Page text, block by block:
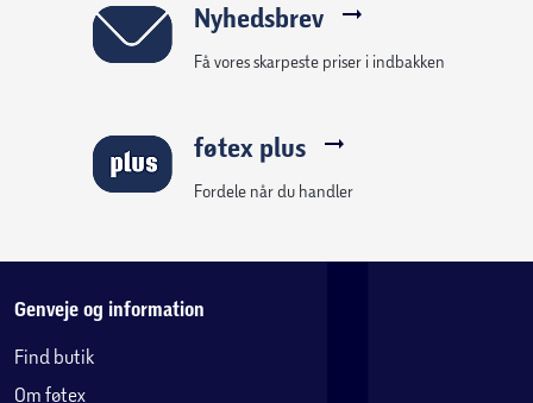
Nyhedsbrev
Få vores skarpeste priser i indbakken
føtex plus
Fordele når du handler
Genveje og information
Find butik
Om føtex